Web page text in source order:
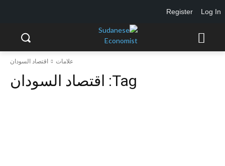
علامات اقتصاد السودان
Tag: اقتصاد السودان
Log In
Register